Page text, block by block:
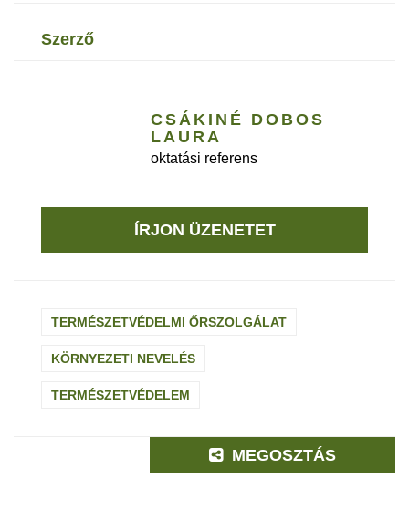
szerző
CSÁKINÉ DOBOS
LAURA
oktatási referens
ÍRJON ÜZENETET
TERMÉSZETVÉDELMI ŐRSZOLGÁLAT
KÖRNYEZETI NEVELÉS
TERMÉSZETVÉDELEM
MEGOSZTÁS